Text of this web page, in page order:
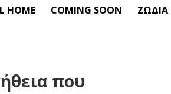
HOME COMING SOON ΖΏΔΙΑ
που